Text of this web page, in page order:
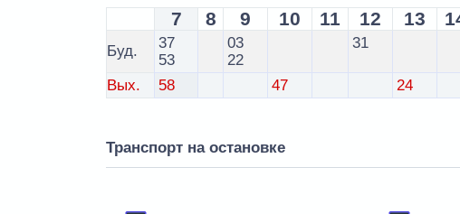
7 8 9 10 11 12 13
Буд.
37
53
03
22
31
Вых. 58 47 24
Транспорт на остановке